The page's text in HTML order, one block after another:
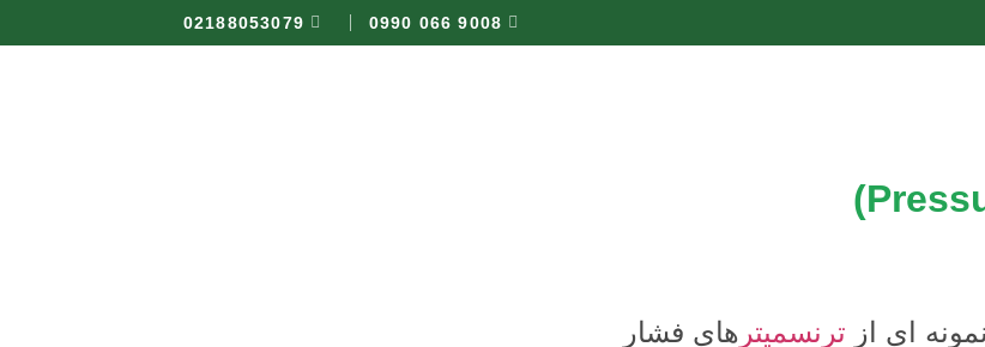
9008 066 0990
02188053079
نمونه ای از ترنسمیتر های فشار